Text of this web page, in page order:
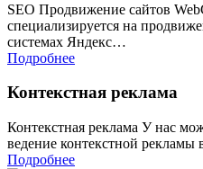
SEO Продвижение сайтов
специализируется на
системах Яндекс…
Подробнее
Контекстная реклама
Контекстная реклама У нас
ведение контекстной
Подробнее